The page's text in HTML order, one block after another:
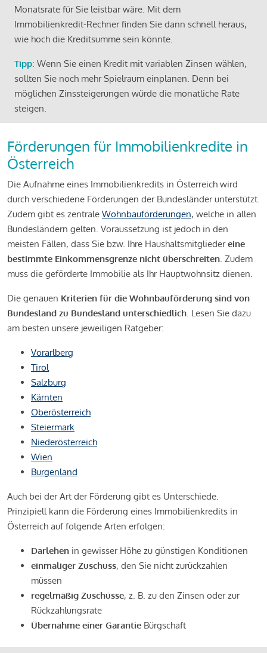
Monatsrate für Sie leistbar wäre. Mit dem
Immobilienkredit-Rechner finden Sie dann schnell heraus,
wie hoch die Kreditsumme sein könnte.
Tipp: Wenn Sie einen Kredit mit variablen Zinsen wählen,
sollten Sie noch mehr Spielraum einplanen. Denn bei
möglichen Zinssteigerungen würde die monatliche Rate
steigen.
Förderungen für Immobilienkredite in
Österreich
Die Aufnahme eines Immobilienkredits in Österreich wird
durch verschiedene Förderungen der Bundesländer unterstützt.
Zudem gibt es zentrale Wohnbauförderungen, welche in allen
Bundesländern gelten. Voraussetzung ist jedoch in den
meisten Fällen, dass Sie bzw. Ihre Haushaltsmitgliedereine
bestimmte Einkommensgrenze nicht überschreiten. Zudem
muss die geförderte Immobilie als Ihr Hauptwohnsitz dienen.
Die genauen Kriterien für die Wohnbauförderung sind von
Bundesland zu Bundesland unterschiedlich. Lesen Sie dazu
am besten unsere jeweiligen Ratgeber:
Vorarlberg
Tirol
Salzburg
Kärnten
Oberösterreich
Steiermark
Niederösterreich
Wien
Burgenland
Auch bei der Art der Förderung gibt es Unterschiede.
Prinzipiell kann die Förderung eines Immobilienkredits in
Österreich auf folgende Arten erfolgen:
Darlehen in gewisser Höhe zu günstigen Konditionen
einmaliger Zuschuss, den Sie nicht zurückzahlen
müssen
regelmäßig Zuschüsse, z. B. zu den Zinsen oder zur
Rückzahlungsrate
Übernahme einer Garantie Bürgschaft